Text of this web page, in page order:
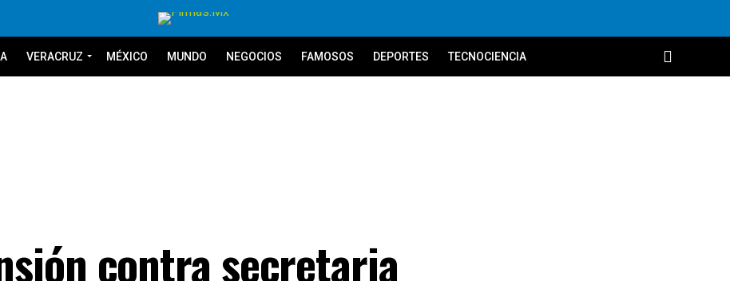
VERACRUZ MÉXICO MUNDO NEGOCIOS FAMOSOS DEPORTES TECNOCIENCIA
contra secretaria